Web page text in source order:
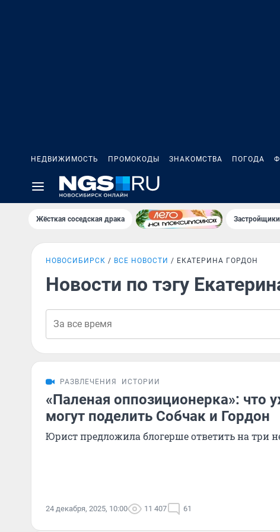
НЕДВИЖИМОСТЬ ПРОМОКОДЫ ЗНАКОМСТВА ПОГОДА
Жёсткая соседская драка Застройщики
НОВОСИБИРСК ВСЕ НОВОСТИ ЕКАТЕРИНА ГОРДОН
Новости по тэгу
РАЗВЛЕЧЕНИЯ ИСТОРИИ
«Паленая оппозиционерка»: что
могут поделить Собчак и Гордон
Юрист предложила блогерше ответить на три
24 декабря, 2025, 10:00 11 407 61